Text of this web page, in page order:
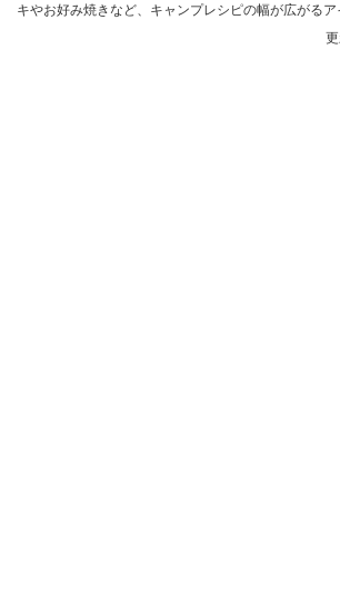
キやお好み焼きなど、キャンプレシピの幅が広がるア
更